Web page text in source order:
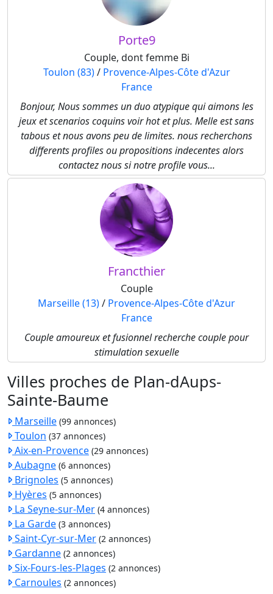
Porte9
Couple, dont femme Bi
Toulon (83)/ Provence-Alpes-Côte d'Azur
France
Bonjour, Nous sommes un duo atypique qui aimons les
jeux et scenarios coquins voir hot et plus. Melle est sans
tabous et nous avons peu de limites. nous recherchons
differents profiles ou propositions indecentes alors
contactez nous si notre profile vous...
Francthier
Couple
Marseille (13)/ Provence-Alpes-Côte d'Azur
France
Couple amoureux et fusionnel recherche couple pour
stimulation sexuelle
Villes proches de Plan-dAups-
Sainte-Baume
Marseille (99 annonces)
Toulon (37 annonces)
Aix-en-Provence (29 annonces)
Aubagne (6 annonces)
Brignoles (5 annonces)
Hyères (5 annonces)
La Seyne-sur-Mer (4 annonces)
La Garde (3 annonces)
Saint-Cyr-sur-Mer (2 annonces)
Gardanne (2 annonces)
Six-Fours-les-Plages (2 annonces)
Carnoules (2 annonces)